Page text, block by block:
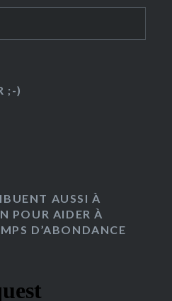
;-)
AUSSI À
POUR AIDER À
D’ABONDANCE